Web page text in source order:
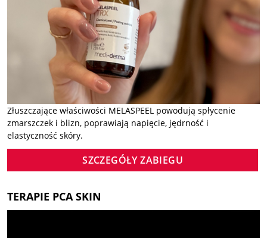
Złuszczające właściwości MELASPEEL powodują spłycenie
zmarszczek i blizn, poprawiają napięcie, jędrność i
elastyczność skóry.
SZCZEGÓŁY ZABIEGU
TERAPIE PCA SKIN